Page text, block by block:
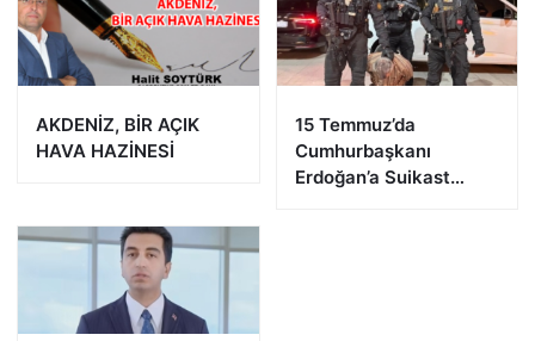
AKDENİZ, BİR AÇIK
HAVA HAZİNESİ
15 Temmuz’da
Cumhurbaşkanı
Erdoğan’a Suikast